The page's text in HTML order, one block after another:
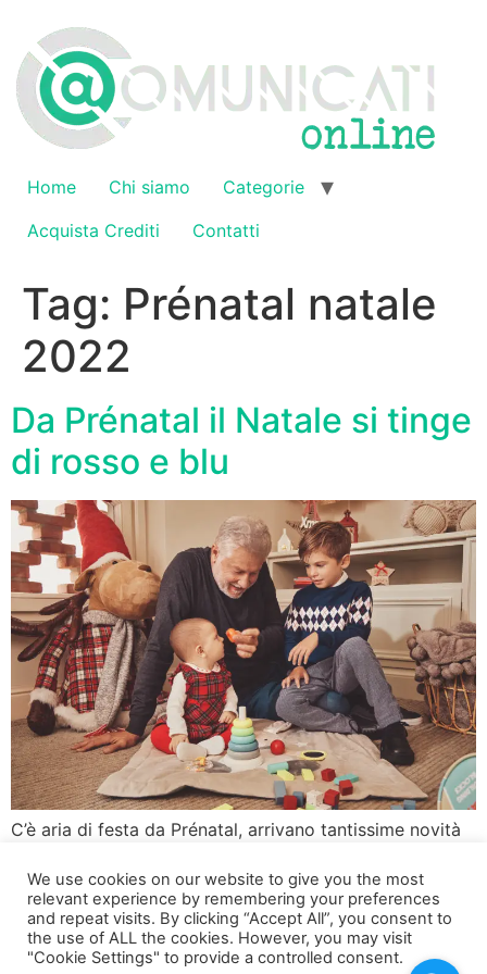
contenuto
Home Chi siamo
Categorie
Acquista Crediti
Contatti
Tag: Prénatal natale
2022
Da Prénatal il Natale si tinge
di rosso e blu
C’è aria di festa da Prénatal, arrivano tantissime novità
Capodanno, capi eleganti e ricchi di dettagli che
renderanno speciale il look di ogni bambino. Per le
bimbe vestini e gonne in tartan e tulle luccicante da
abbinare alle t-shirt impreziosite da rouches e volant e
We use cookies on our website to give you the most
relevant experience by remembering your preferences
and repeat visits. By clicking “Accept All”, you consent to
the use of ALL the cookies. However, you may visit
"Cookie Settings" to provide a controlled consent.